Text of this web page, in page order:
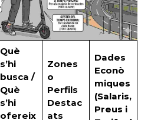
Què
s’hi
busca /
Què
s’hi
ofereix
Zones
o
Perfils
Destac
ats
Dades
Econò
miques
(Salaris,
Preus i